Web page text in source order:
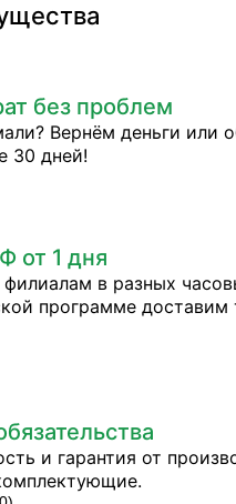
без проблем
Вернём деньги или
30 дней!
от 1 дня
в разных
программе доставим
и гарантия от